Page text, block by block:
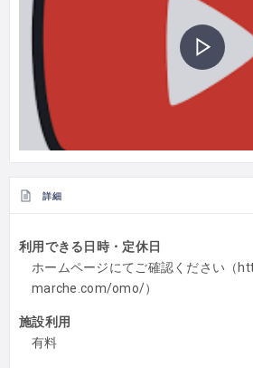
詳細
利用できる日時・定休日
ホームページにてご確認ください（
marche.com/omo/）
施設利用
有料